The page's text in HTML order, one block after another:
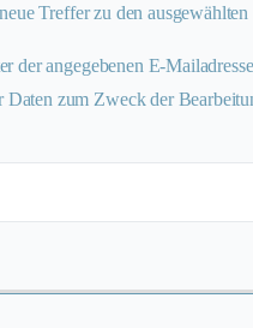
Treffer zu den
der angegebenen E-
zum Zweck der